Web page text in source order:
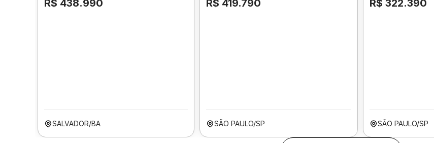
R$ 438.990
SALVADOR/BA
R$ 419.790
SÃO PAULO/SP
R$ 322.390
SÃO PAULO/SP